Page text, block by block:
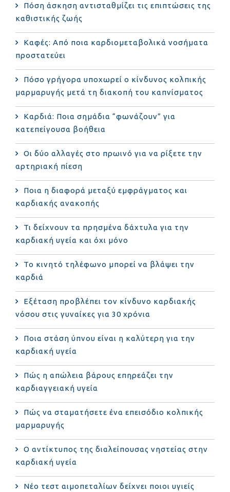
Πόση άσκηση αντισταθμίζει τις επιπτώσεις της
καθιστικής ζωής
Καφές: Από ποια καρδιομεταβολικά νοσήματα
προστατεύει
Πόσο γρήγορα υποχωρεί ο κίνδυνος κολπικής
μαρμαρυγής μετά τη διακοπή του καπνίσματος
Καρδιά: Ποια σημάδια “φωνάζουν” για
κατεπείγουσα βοήθεια
Οι δύο αλλαγές στο πρωινό για να ρίξετε την
αρτηριακή πίεση
Ποια η διαφορά μεταξύ εμφράγματος και
καρδιακής ανακοπής
Τι δείχνουν τα πρησμένα δάχτυλα για την
καρδιακή υγεία και όχι μόνο
Το κινητό τηλέφωνο μπορεί να βλάψει την
καρδιά
Eξέταση προβλέπει τον κίνδυνο καρδιακής
νόσου στις γυναίκες για 30 χρόνια
Ποια στάση ύπνου είναι η καλύτερη για την
καρδιακή υγεία
Πώς η απώλεια βάρους επηρεάζει την
καρδιαγγειακή υγεία
Πώς να σταματήσετε ένα επεισόδιο κολπικής
μαρμαρυγής
Ο αντίκτυπος της διαλείπουσας νηστείας στην
καρδιακή υγεία
Νέο τεστ αιμοπεταλίων δείχνει ποιοι υγιείς